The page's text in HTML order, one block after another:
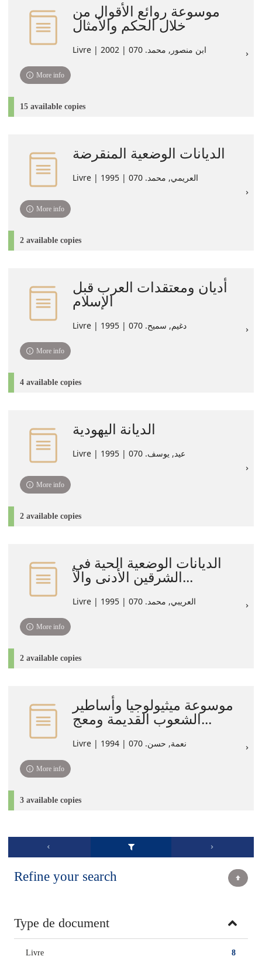
موسوعة روائع الأقوال من
خلال الحكم والأمثال
Livre | ابن منصور, محمد. 070 | 2002
More info
15 available copies
الديانات الوضعية المنقرضة
Livre | العريمي, محمد. 070 | 1995
More info
2 available copies
أديان ومعتقدات العرب قبل
الإسلام
Livre | دغيم, سميح. 070 | 1995
More info
4 available copies
الديانة اليهودية
Livre | عيد, يوسف. 070 | 1995
More info
2 available copies
الديانات الوضعية الحية في
الشرقين الأدنى والأ...
Livre | العريبي, محمد. 070 | 1995
More info
2 available copies
موسوعة ميثيولوجيا وأساطير
الشعوب القديمة ومعج...
Livre | نعمة, حسن. 070 | 1994
More info
3 available copies
Refine your search
Type de document
8
Livre